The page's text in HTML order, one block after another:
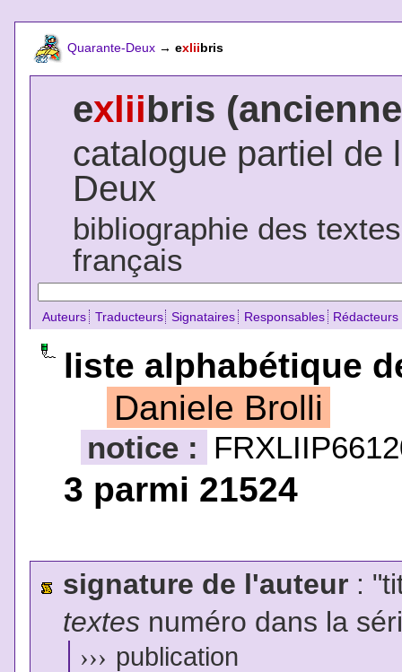
Quarante-Deux → exliibris
exliibris
catalogue partiel de
Deux
bibliographie des
français
Auteurs Traducteurs Signataires Responsables Rédacteurs
liste alphabétique
Daniele Brolli
notice :
3 parmi 21524
signature de l'auteur:
textesnuméro dans la
››› publication